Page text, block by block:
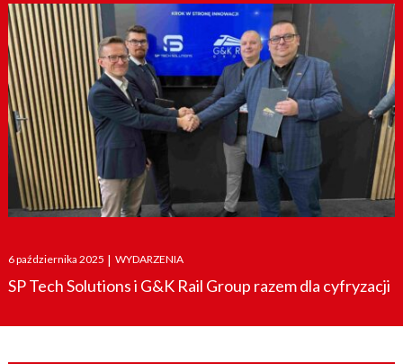
Posted
on
6 października 2025 | WYDARZENIA
SP Tech Solutions i G&K Rail Group razem dla cyfryzacji